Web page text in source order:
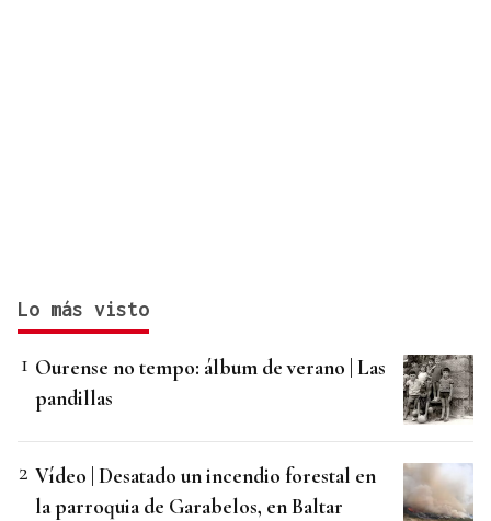
Lo más visto
Ourense no tempo: álbum de verano | Las
pandillas
Vídeo | Desatado un incendio forestal en
la parroquia de Garabelos, en Baltar